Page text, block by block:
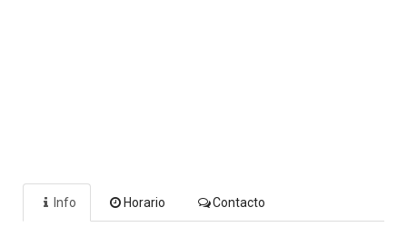
Info Horario Contacto